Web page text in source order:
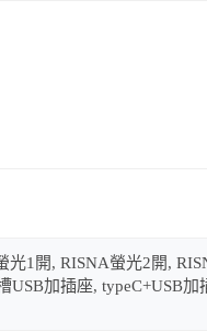
1開, RISNA螢光2開,
加插座, typeC+USB